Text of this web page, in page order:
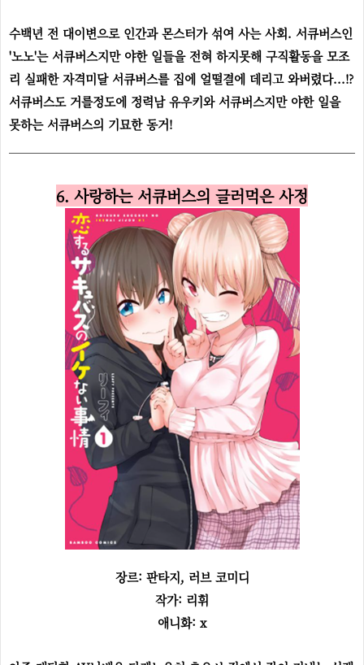
수백년 전 대이변으로 인간과 몬스터가 섞여 사는 사회. 서큐버스인
'노노'는 서큐버스지만 야한 일들을 전혀 하지못해 구직활동을 모조
리 실패한 자격미달 서큐버스를 집에 얼떨결에 데리고 와버렸다...!?
서큐버스도 거를정도에 정력남 유우키와 서큐버스지만 야한 일을
못하는 서큐버스의 기묘한 동거!
6. 사랑하는 서큐버스의 글러먹은 사정
장르: 판타지, 러브 코미디
작가: 리휘
애니화: x